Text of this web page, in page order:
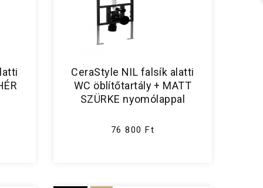
CeraStyle NIL falsík alatti
WC öblítőtartály + MATT
SZÜRKE nyomólappal
76 800 Ft